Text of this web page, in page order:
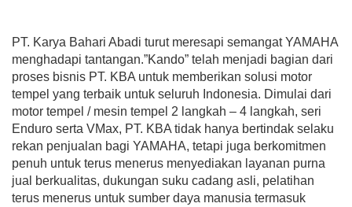
PT. Karya Bahari Abadi turut meresapi semangat YAMAHA
menghadapi tantangan.”Kando” telah menjadi bagian dari
proses bisnis PT. KBA untuk memberikan solusi motor
tempel yang terbaik untuk seluruh Indonesia. Dimulai dari
motor tempel / mesin tempel 2 langkah – 4 langkah, seri
Enduro serta VMax, PT. KBA tidak hanya bertindak selaku
rekan penjualan bagi YAMAHA, tetapi juga berkomitmen
penuh untuk terus menerus menyediakan layanan purna
jual berkualitas, dukungan suku cadang asli, pelatihan
terus menerus untuk sumber daya manusia termasuk